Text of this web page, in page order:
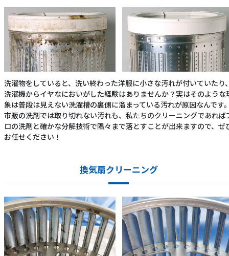
洗濯物をしていると、洗い終わった洋服に小さな汚れが付いていたり
洗濯機からイヤなにおいがした経験はありませんか？実はそのような
象は普段は見えない洗濯槽の裏側に溜まっている汚れが原因なんです
市販の洗剤では取り切れない汚れも、私たちのクリーニングであれば
ロの洗剤と確かな分解技術で隅々まで落とすことが出来ますので、ぜ
お任せください！
換気扇クリーニング